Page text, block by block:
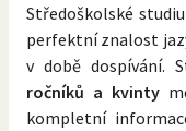
Středoškolské
perfektní znalost
v době dospívání.
ročníků a kvinty
kompletní